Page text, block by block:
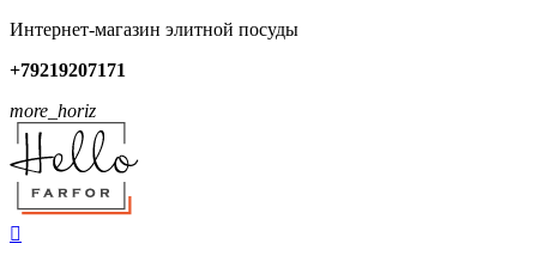
Интернет-магазин элитной посуды
+79219207171
more_horiz
